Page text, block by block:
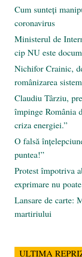
Cum sunteți
coronavirus
Ministerul de
cip NU este
Nichifor Crainic,
românizarea
Claudiu Târziu,
împinge România
criza energiei.”
O falsă
puntea!”
Protest împotriva
exprimare nu
Lansare de carte:
martiriului
ULTIMA